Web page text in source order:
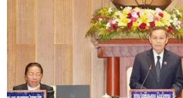
Vọng Cảnh tại thành phố Huế
08/08/2026 07:09
Việt Nam nằm trong nhóm 5